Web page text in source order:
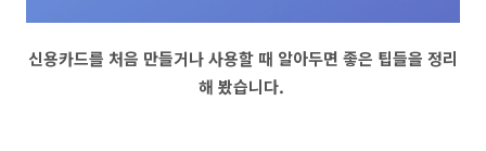
신용카드를 처음 만들거나 사용할 때 알아두면 좋은 팁들을 정리
해 봤습니다.